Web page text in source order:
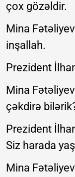
çox gözəldir.
Mina
inşallah.
Prezident
Mina
çəkdirə
Prezident
Siz harada
Mina